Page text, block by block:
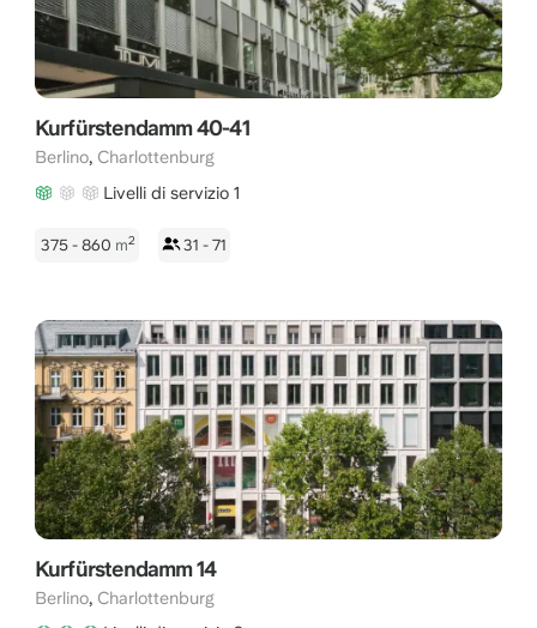
Kurfürstendamm 40-41
Berlino, Charlottenburg
Livelli di servizio 1
375 - 860 m2 31 - 71
Kurfürstendamm 14
Berlino, Charlottenburg